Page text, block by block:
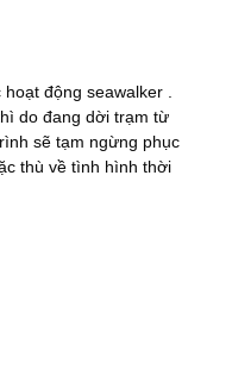
động seawalker .
do đang dời trạm từ
sẽ tạm ngừng phục
thù về tình hình thời